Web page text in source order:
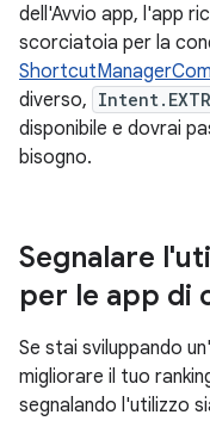
dell'Avvio app, l'app
scorciatoia per la
diverso,
disponibile e dovrai
bisogno.
Segnalare
per le app di
Se stai sviluppando
migliorare il tuo
segnalando l'utilizzo